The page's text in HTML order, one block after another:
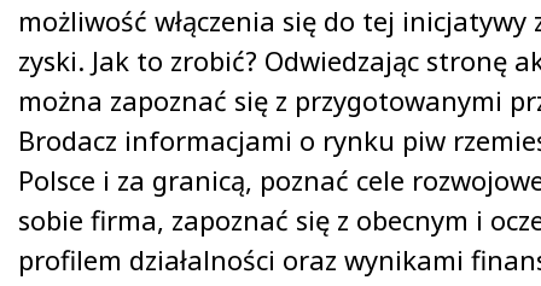
możliwość włączenia się do tej inicjatywy
zyski. Jak to zrobić? Odwiedzając stronę
można zapoznać się z przygotowanymi
Brodacz informacjami o rynku piw
Polsce i za granicą, poznać cele
sobie firma, zapoznać się z obecnym i
profilem działalności oraz wynikami